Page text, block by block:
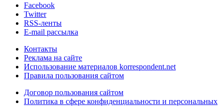
Facebook
Twitter
RSS-ленты
E-mail рассылка
Контакты
Реклама на сайте
Использование материалов korrespondent.net
Правила пользования сайтом
Договор пользования сайтом
Политика в сфере конфиденциальности и персональных